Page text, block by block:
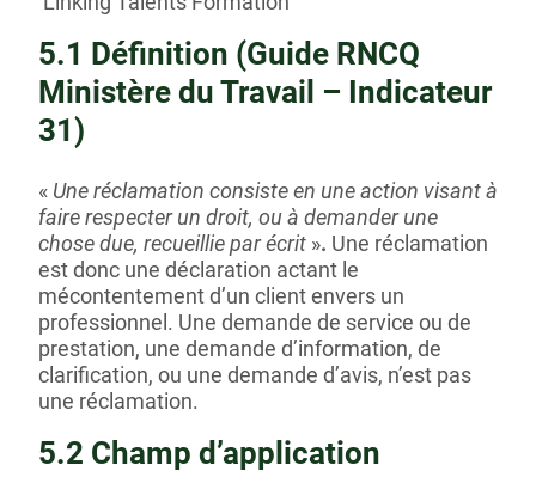
5.1 Définition (Guide RNCQ
Ministère du Travail – Indicateur
31)
« Une réclamation consiste en une action visant à
faire respecter un droit, ou à demander une
chose due, recueillie par écrit ». Une réclamation
est donc une déclaration actant le
mécontentement d’un client envers un
professionnel. Une demande de service ou de
prestation, une demande d’information, de
clarification, ou une demande d’avis, n’est pas
une réclamation.
5.2 Champ d’application